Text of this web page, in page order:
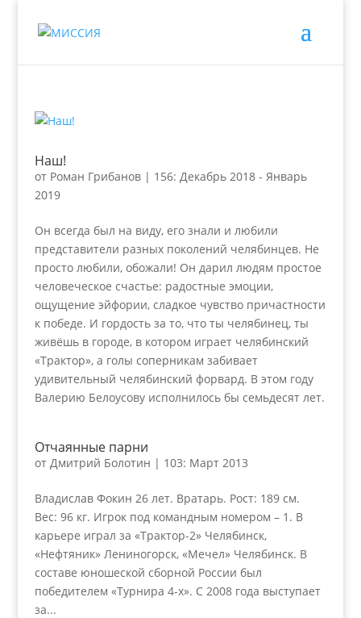
Наш!
от Роман Грибанов| 156: Декабрь 2018 - Январь
2019
Он всегда был на виду, его знали и любили
представители разных поколений челябинцев. Не
просто любили, обожали! Он дарил людям простое
человеческое счастье: радостные эмоции,
ощущение эйфории, сладкое чувство причастности
к победе. И гордость за то, что ты челябинец, ты
живёшь в городе, в котором играет челябинский
«Трактор», а голы соперникам забивает
удивительный челябинский форвард. В этом году
Валерию Белоусову исполнилось бы семьдесят лет.
Отчаянные парни
от Дмитрий Болотин | 103: Март 2013
Владислав Фокин 26 лет. Вратарь. Рост: 189 см.
Вес: 96 кг. Игрок под командным номером – 1. В
карьере играл за «Трактор-2» Челябинск,
«Нефтяник» Лениногорск, «Мечел» Челябинск. В
составе юношеской сборной России был
победителем «Турнира 4-х». С 2008 года выступает
за...